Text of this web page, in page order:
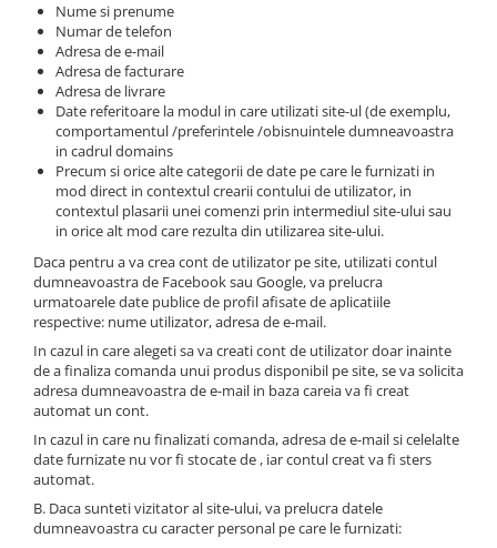
Consumabile Pistolete
Duze GAZ
Duze CURENT
Portduze
Difuzor GAZ
Tub Ghidare Sarma
Pistolete WIG-TIG si Consumabile
Consumabile
Pistolete
Echipamente si Abrazive
profesionale
Abrazive
Polizoare unghiulare/Echipamente
satinare
Echipamente OXI-GAZ
Accesorii sudare,sprayuri si
consumabile
Accesorii
Nume si prenume
Numar de telefon
Adresa de e-mail
Adresa de facturare
Adresa de livrare
Date referitoare la modul in care utilizati site-ul (de exemplu,
comportamentul /preferintele /obisnuintele dumneavoastra
in cadrul domains
Precum si orice alte categorii de date pe care le furnizati in
mod direct in contextul crearii contului de utilizator, in
contextul plasarii unei comenzi prin intermediul site-ului sau
in orice alt mod care rezulta din utilizarea site-ului.
Daca pentru a va crea cont de utilizator pe site, utilizati contul
dumneavoastra de Facebook sau Google, va prelucra
urmatoarele date publice de profil afisate de aplicatiile
respective: nume utilizator, adresa de e-mail.
In cazul in care alegeti sa va creati cont de utilizator doar inainte
de a finaliza comanda unui produs disponibil pe site, se va solicita
adresa dumneavoastra de e-mail in baza careia va fi creat
automat un cont.
In cazul in care nu finalizati comanda, adresa de e-mail si celelalte
date furnizate nu vor fi stocate de , iar contul creat va fi sters
automat.
B. Daca sunteti vizitator al site-ului, va prelucra datele
dumneavoastra cu caracter personal pe care le furnizati: